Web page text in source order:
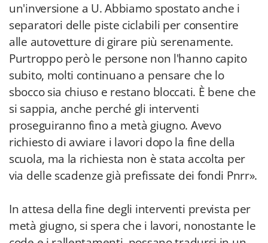
un'inversione a U. Abbiamo spostato anche i
separatori delle piste ciclabili per consentire
alle autovetture di girare più serenamente.
Purtroppo però le persone non l'hanno capito
subito, molti continuano a pensare che lo
sbocco sia chiuso e restano bloccati. È bene che
si sappia, anche perché gli interventi
proseguiranno fino a metà giugno. Avevo
richiesto di avviare i lavori dopo la fine della
scuola, ma la richiesta non è stata accolta per
via delle scadenze già prefissate dei fondi Pnrr».
In attesa della fine degli interventi prevista per
metà giugno, si spera che i lavori, nonostante le